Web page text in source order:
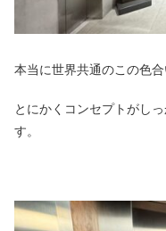
本当に世界共通のこの色合
とにかくコンセプトがし
す。